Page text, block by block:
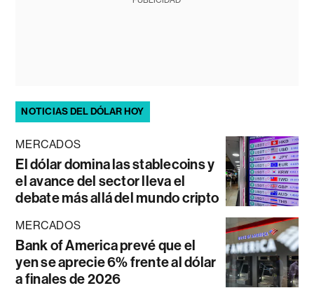
NOTICIAS DEL DÓLAR HOY
MERCADOS
El dólar domina las stablecoins y
el avance del sector lleva el
debate más allá del mundo cripto
MERCADOS
Bank of America prevé que el
yen se aprecie 6% frente al dólar
a finales de 2026